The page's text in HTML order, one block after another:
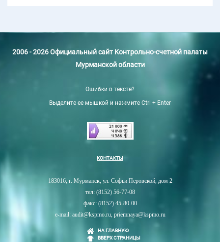
2006 - 2026 Официальный сайт Контрольно-счетной палаты
Мурманской области
Ошибки в тексте?
Выделите ее мышкой и нажмите Ctrl + Enter
КОНТАКТЫ
183016, г. Мурманск, ул. Софьи Перовской, дом 2
тел: (8152) 56-77-08
факс: (8152) 45-80-00
e-mail: audit@kspmo.ru, priemnaya@kspmo.ru
НА ГЛАВНУЮ
ВВЕРХ СТРАНИЦЫ